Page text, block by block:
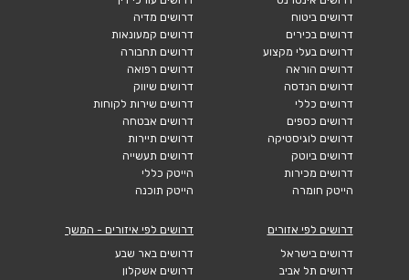
דרושים ביטוח
דרושים בכירים
דרושים בעלי מקצוע
דרושים הוראה
דרושים הנדסה
דרושים כללי
דרושים כספים
דרושים לוגיסטיקה
דרושים ביוטק
דרושים מכירות
הייטק חומרה
דרושים מדיה
דרושים קמעונאות
דרושים תחבורה
דרושים רפואה
דרושים שיווק
דרושים שירות לקוחות
דרושים אבטחה
דרושים תיירות
דרושים תעשייה
הייטק כללי
הייטק תוכנה
דרושים לפי אזורים
דרושים בישראל
דרושים תל אביב
דרושים לפי איזורים - המשך
דרושים באר שבע
דרושים אשקלון